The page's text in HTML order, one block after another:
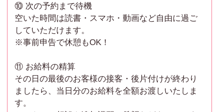
⑩ 次の予約まで待機
空いた時間は読書・スマホ・動画など自由に過ご
していただけます。
※事前申告で休憩もOK！
⑪ お給料の精算
その日の最後のお客様の接客・後片付けが終わり
ましたら、当日分のお給料を全額お渡しいたしま
す。